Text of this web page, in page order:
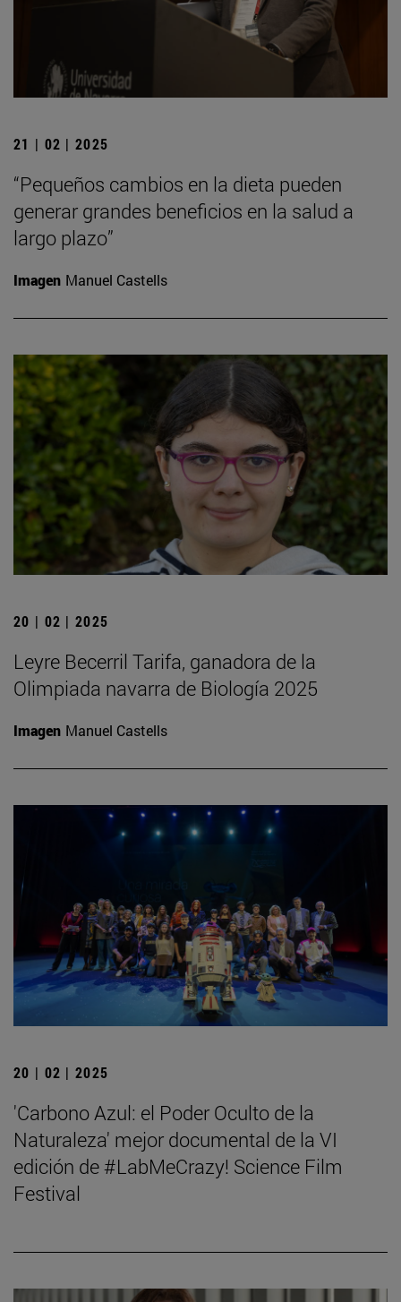
21 | 02 | 2025
“Pequeños cambios en la dieta pueden
generar grandes beneficios en la salud a
largo plazo”
Imagen Manuel Castells
20 | 02 | 2025
Leyre Becerril Tarifa, ganadora de la
Olimpiada navarra de Biología 2025
Imagen Manuel Castells
20 | 02 | 2025
'Carbono Azul: el Poder Oculto de la
Naturaleza' mejor documental de la VI
edición de #LabMeCrazy! Science Film
Festival